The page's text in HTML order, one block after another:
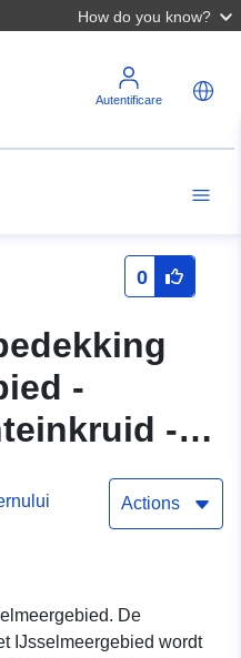
How do you know?
Autentificare
0
-
-
Actions
De
IJsselmeergebied wordt